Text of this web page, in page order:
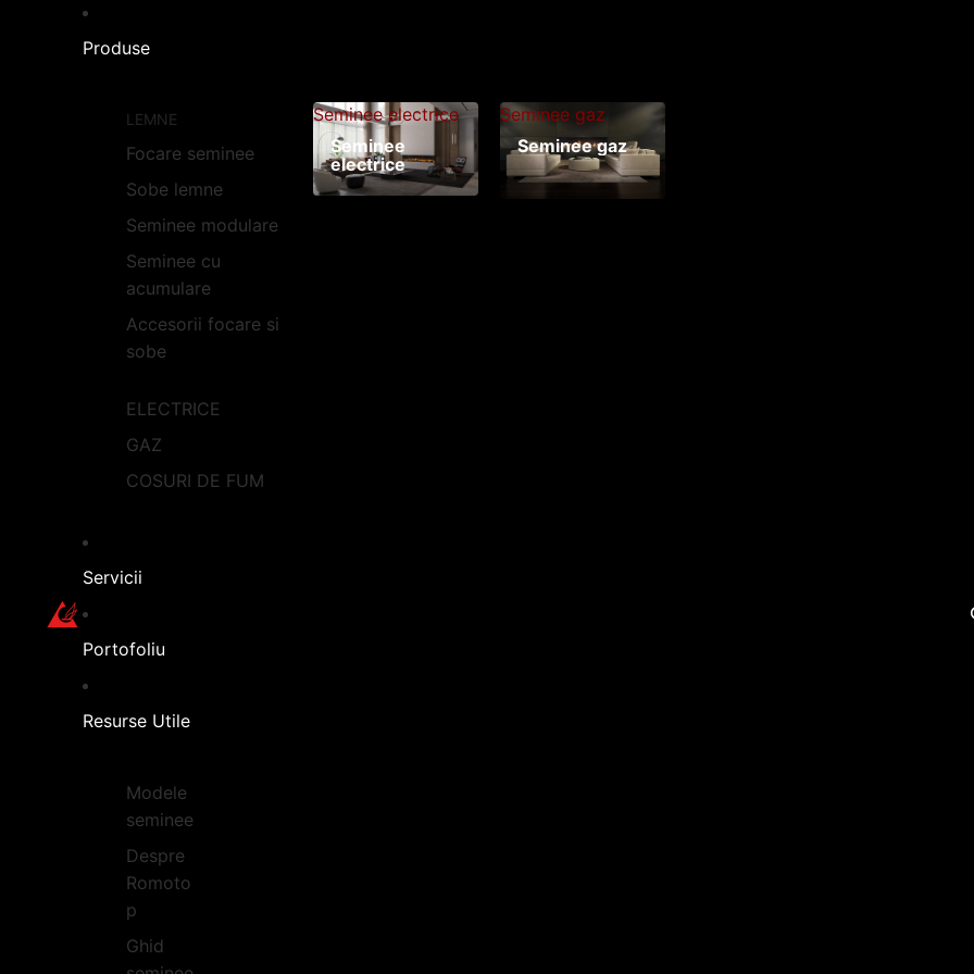
Produse
LEMNE
Focare seminee
Sobe lemne
Seminee modulare
Seminee cu
acumulare
Accesorii focare si
sobe
ELECTRICE
GAZ
COSURI DE FUM
Seminee electrice
Seminee
electrice
Seminee gaz
Seminee gaz
Servicii
Portofoliu
Resurse Utile
Modele
seminee
Despre
Romoto
p
Ghid